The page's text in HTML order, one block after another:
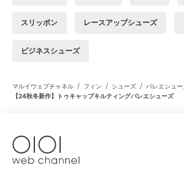
スリッポン レースアップシューズ
ビジネスシューズ
マルイウェブチャネル / フィン / シューズ / バレエシュー
【24秋冬新作】トゥキャップキルティングバレエシューズ